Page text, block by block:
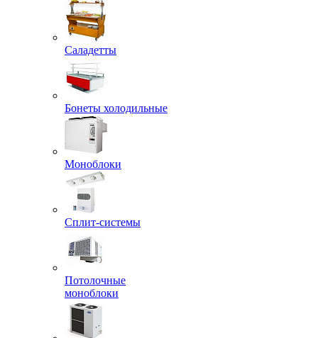
Саладетты
Бонеты холодильные
Моноблоки
Сплит-системы
Потолочные
моноблоки